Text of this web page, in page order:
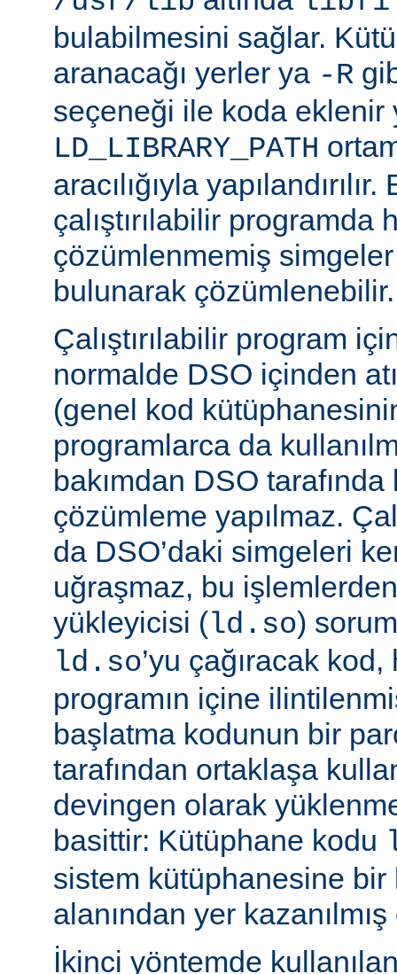
bulabilmesini sağlar.
aranacağı yerler ya -R
seçeneği ile koda eklenir
LD_LIBRARY_PATH
aracılığıyla
çalıştırılabilir programda
çözümlenmemiş
bulunarak çözümlenebilir.
Çalıştırılabilir program
normalde DSO içinden
(genel kod
programlarca da
bakımdan DSO
çözümleme yapılmaz.
da DSO’daki simgeleri
uğraşmaz, bu
yükleyicisi ( ld.so)
ld.so’yu çağıracak kod,
programın içine
başlatma kodunun bir
tarafından ortaklaşa
devingen olarak
basittir: Kütüphane kodu
sistem kütüphanesine
alanından yer kazanılmış
İkinci yöntemde